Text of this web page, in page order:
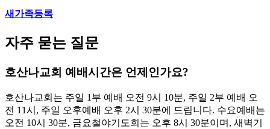
새가족등록
자주 묻는 질문
호산나교회 예배시간은 언제인가요?
호산나교회는 주일 1부 예배 오전 9시 10분, 주일 2부 예배 오
전 11시, 주일 오후예배 오후 2시 30분에 드립니다. 수요예배는
오전 10시 30분, 금요철야기도회는 오후 8시 30분이며, 새벽기